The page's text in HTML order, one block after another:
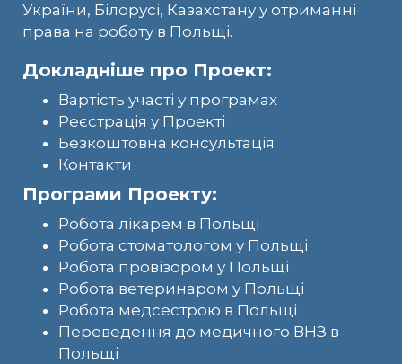
України, Білорусі, Казахстану у отриманні
права на роботу в Польщі.
Докладніше про Проект:
Вартість участі у програмах
Реєстрація у Проекті
Безкоштовна консультація
Контакти
Програми Проекту:
Робота лікарем в Польщі
Робота стоматологом у Польщі
Робота провізором у Польщі
Робота ветеринаром у Польщі
Робота медсестрою в Польщі
Переведення до медичного ВНЗ в
Польщі